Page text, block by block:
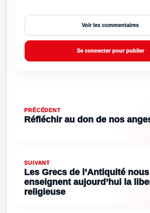
Voir les commentaires
Se connecter pour publier
PRÉCÉDENT
Réfléchir au don de nos
SUIVANT
Les Grecs de l’Antiquité nous
enseignent aujourd’hui la
religieuse